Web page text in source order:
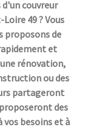
d'un couvreur
49 ? Vous
proposons de
et
rénovation,
ou des
partageront
des
vos besoins et à